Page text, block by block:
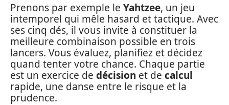
Prenons par exemple le Yahtzee, un jeu
intemporel qui mêle hasard et tactique. Avec
ses cinq dés, il vous invite à constituer la
meilleure combinaison possible en trois
lancers. Vous évaluez, planifiez et décidez
quand tenter votre chance. Chaque partie
est un exercice de décision et de calcul
rapide, une danse entre le risque et la
prudence.